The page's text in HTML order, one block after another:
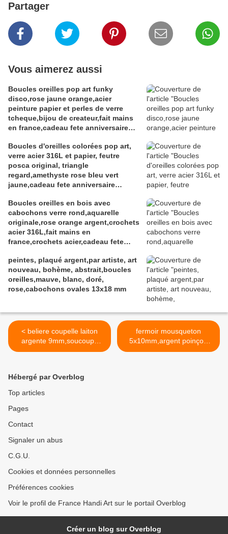
Partager
Vous aimerez aussi
Boucles oreilles pop art funky
disco,rose jaune orange,acier
peinture papier et perles de verre
tcheque,bijou de createur,fait mains
en france,cadeau fete anniversaire
narbonne
Boucles d'oreilles colorées pop art,
verre acier 316L et papier, feutre
posca original, triangle
regard,amethyste rose bleu vert
jaune,cadeau fete anniversaire
Boucles oreilles en bois avec
cabochons verre rond,aquarelle
originale,rose orange argent,crochets
acier 316L,fait mains en
france,crochets acier,cadeau fete
peintes, plaqué argent,par artiste, art
nouveau, bohème, abstrait,boucles
oreilles,mauve, blanc, doré,
rose,cabochons ovales 13x18 mm
< beliere coupelle laiton
argente 9mm,soucoupe
casquette fleur
breloque,bobo boho
gothique,baroque rococo
fermoir mousqueton
5x10mm,argent poinçon
925 sterling,avec anneau
Hébergé par Overblog
Top articles
Pages
Contact
Signaler un abus
C.G.U.
Cookies et données personnelles
Préférences cookies
Voir le profil de France Handi Art sur le portail Overblog
Créer un blog sur Overblog